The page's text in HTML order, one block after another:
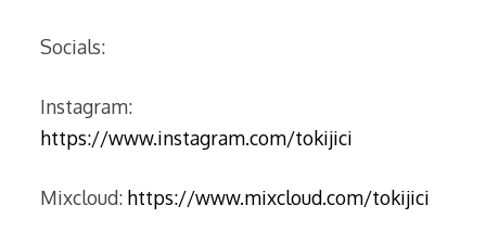
Socials:
Instagram:
https://www.instagram.com/tokijici
Mixcloud: https://www.mixcloud.com/tokijici